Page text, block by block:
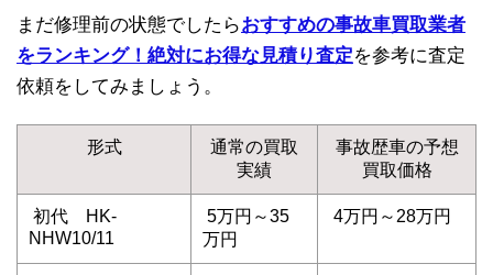
まだ修理前の状態でしたらおすすめの事故車買取業者
をランキング！絶対にお得な見積り査定を参考に査定
依頼をしてみましょう。
形式
通常の買取
実績
事故歴車の予想
買取価格
初代 HK-
NHW10/11
5万円～35
万円
4万円～28万円